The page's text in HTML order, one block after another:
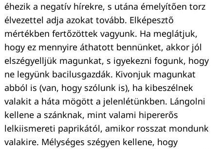
éhezik a negatív hírekre, s utána émelyítően torz
élvezettel adja azokat tovább. Elképesztő
mértékben fertőzöttek vagyunk. Ha meglátjuk,
hogy ez mennyire áthatott bennünket, akkor jól
elszégyelljük magunkat, s igyekezni fogunk, hogy
ne legyünk bacilusgazdák. Kivonjuk magunkat
abból is (van, hogy szólunk is), ha kibeszélnek
valakit a háta mögött a jelenlétünkben. Lángolni
kellene a szánknak, mint valami hipererős
lelkiismereti paprikától, amikor rosszat mondunk
valakire. Mélységes szégyen kellene, hogy